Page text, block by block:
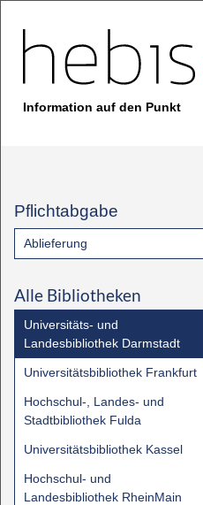
Information auf den Punkt
Pflichtabgabe
Ablieferung
Alle Bibliotheken
Universitäts- und
Landesbibliothek Darmstadt
Universitätsbibliothek Frankfurt
Hochschul-, Landes- und
Stadtbibliothek Fulda
Universitätsbibliothek Kassel
Hochschul- und
Landesbibliothek RheinMain